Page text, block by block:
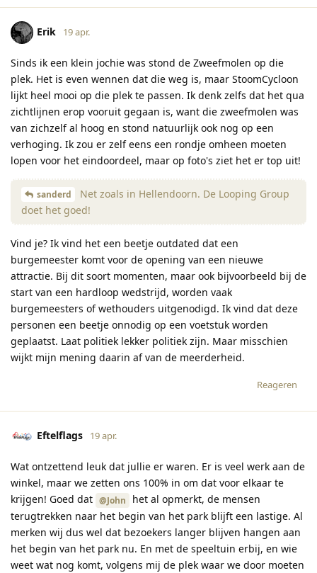
Erik 19 apr.
Sinds ik een klein jochie was stond de Zweefmolen op die
plek. Het is even wennen dat die weg is, maar StoomCycloon
lijkt heel mooi op die plek te passen. Ik denk zelfs dat het qua
zichtlijnen erop vooruit gegaan is, want die zweefmolen was
van zichzelf al hoog en stond natuurlijk ook nog op een
verhoging. Ik zou er zelf eens een rondje omheen moeten
lopen voor het eindoordeel, maar op foto's ziet het er top uit!
sanderd
Net zoals in Hellendoorn. De Looping Group
doet het goed!
Vind je? Ik vind het een beetje outdated dat een
burgemeester komt voor de opening van een nieuwe
attractie. Bij dit soort momenten, maar ook bijvoorbeeld bij de
start van een hardloop wedstrijd, worden vaak
burgemeesters of wethouders uitgenodigd. Ik vind dat deze
personen een beetje onnodig op een voetstuk worden
geplaatst. Laat politiek lekker politiek zijn. Maar misschien
wijkt mijn mening daarin af van de meerderheid.
Reageren
Eftelflags 19 apr.
Wat ontzettend leuk dat jullie er waren. Er is veel werk aan de
winkel, maar we zetten ons 100% in om dat voor elkaar te
krijgen! Goed dat @John
het al opmerkt, de mensen
terugtrekken naar het begin van het park blijft een lastige. Al
merken wij dus wel dat bezoekers langer blijven hangen aan
het begin van het park nu. En met de speeltuin erbij, en wie
weet wat nog komt, volgens mij de plek waar we door moeten